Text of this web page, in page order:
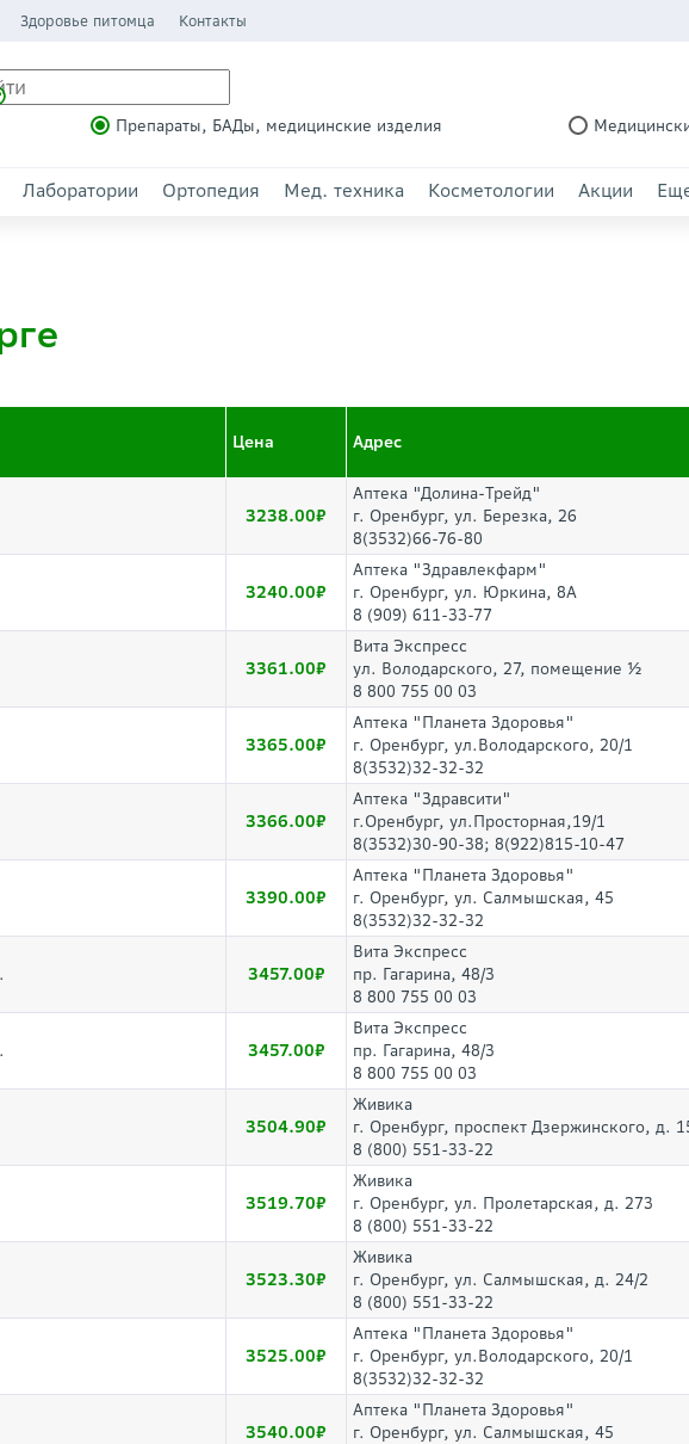
Здоровье питомца Контакты
Препараты, БАДы, медицинские изделия
Лаборатории Ортопедия Мед. техника Косметологии Акции
Цена Адрес
3238.00
Аптека "Долина-Трейд"
г. Оренбург, ул. Березка, 26
8(3532)66-76-80
3240.00
Аптека "Здравлекфарм"
г. Оренбург, ул. Юркина, 8А
8 (909) 611-33-77
3361.00
Вита Экспресс
ул. Володарского, 27, помещение ½
8 800 755 00 03
3365.00
Аптека "Планета Здоровья"
г. Оренбург, ул.Володарского, 20/1
8(3532)32-32-32
3366.00
Аптека "Здравсити"
г.Оренбург, ул.Просторная,19/1
8(3532)30-90-38; 8(922)815-10-47
3390.00
Аптека "Планета Здоровья"
г. Оренбург, ул. Салмышская, 45
8(3532)32-32-32
3457.00
Вита Экспресс
пр. Гагарина, 48/3
8 800 755 00 03
3457.00
Вита Экспресс
пр. Гагарина, 48/3
8 800 755 00 03
3504.90
Живика
г. Оренбург, проспект Дзержинского, д.
8 (800) 551-33-22
3519.70
Живика
г. Оренбург, ул. Пролетарская, д. 273
8 (800) 551-33-22
3523.30
Живика
г. Оренбург, ул. Салмышская, д. 24/2
8 (800) 551-33-22
3525.00
Аптека "Планета Здоровья"
г. Оренбург, ул.Володарского, 20/1
8(3532)32-32-32
3540.00
Аптека "Планета Здоровья"
г. Оренбург, ул. Салмышская, 45